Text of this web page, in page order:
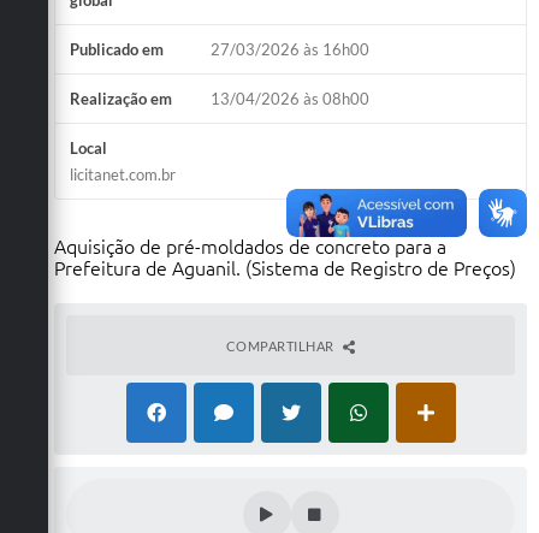
Publicado em 27/03/2026 às 16h00
Realização em 13/04/2026 às 08h00
Local
licitanet.com.br
Aquisição de pré-moldados de concreto para a
Prefeitura de Aguanil. (Sistema de Registro de Preços)
COMPARTILHAR